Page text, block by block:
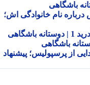
درباره نام خانوادگی اش؛
پرسپولیس؛ پیشنهاد